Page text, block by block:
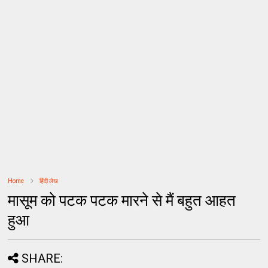
Home हिंदी लेख
मासूम को पटक पटक मारने से मैं बहुत आहत
हुआ
SHARE: